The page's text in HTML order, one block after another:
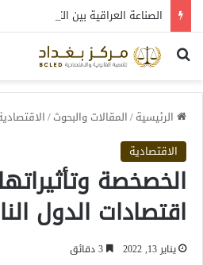
بحث عن
الرئيسية/المقالات والبحوث/
الاقتصادية
الخصخصة
اقتصادات الدول
يناير 13, 2022